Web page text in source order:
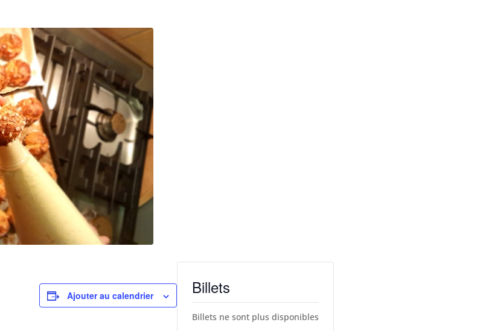
Ajouter au calendrier Billets
Billets ne sont plus disponibles